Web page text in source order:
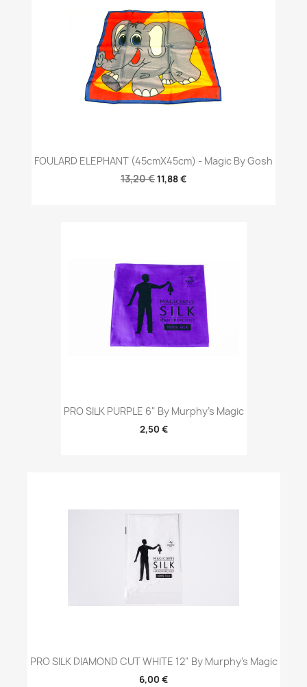
FOULARD ELEPHANT (45cmX45cm) - Magic By Gosh
13,20 €11,88 €
PRO SILK PURPLE 6" By Murphy's Magic
2,50 €
PRO SILK DIAMOND CUT WHITE 12" By Murphy's Magic
6,00 €